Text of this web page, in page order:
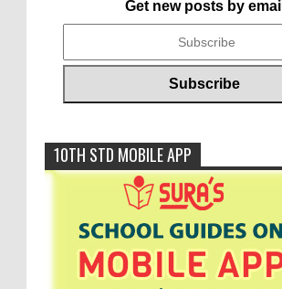
Get new posts by email
10TH STD MOBILE APP